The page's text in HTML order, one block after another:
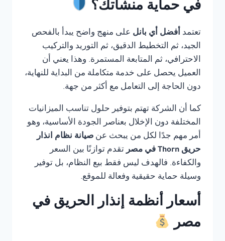
في حماية منشأتك؟
تعتمد أفضل أي بانل على منهج واضح يبدأ بالفحص
الجيد، ثم التخطيط الدقيق، ثم التوريد والتركيب
الاحترافي، ثم المتابعة المستمرة. وهذا يعني أن
العميل يحصل على خدمة متكاملة من البداية للنهاية،
دون الحاجة إلى التعامل مع أكثر من جهة.
كما أن الشركة تهتم بتوفير حلول تناسب الميزانيات
المختلفة دون الإخلال بعناصر الجودة الأساسية، وهو
أمر مهم جدًا لكل من يبحث عن صيانة نظام انذار
حريق Thorn في مصر
تقدم توازنًا بين السعر
والكفاءة. فالهدف ليس فقط بيع النظام، بل توفير
وسيلة حماية حقيقية وفعالة للموقع.
أسعار أنظمة إنذار الحريق في
مصر